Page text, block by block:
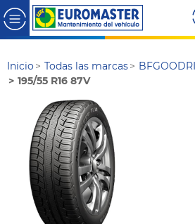
Inicio Todas las marcas
195/55 R16 87V